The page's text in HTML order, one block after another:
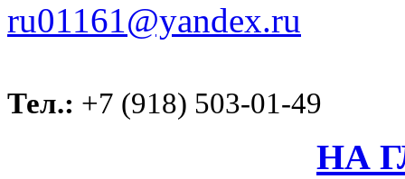
ru01161@yandex.ru
Тел.: +7 (918) 503-01-49
НА